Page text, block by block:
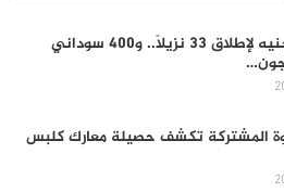
165 مليون جنيه لإطلاق 33 نزيلاً.. و400 سوداني
المشتركة تكشف حصيلة معارك كلبس